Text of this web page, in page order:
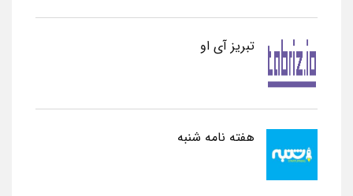
تبریز آی او
هفته نامه شنبه